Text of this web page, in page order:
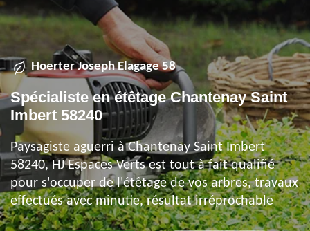
Hoerter Joseph Elagage 58
Spécialiste en étêtage Chantenay Saint
Imbert 58240
Paysagiste aguerri à Chantenay Saint Imbert
58240, HJ Espaces Verts est tout à fait qualifié
pour s'occuper de l'étêtage de vos arbres, travaux
effectués avec minutie, résultat irréprochable